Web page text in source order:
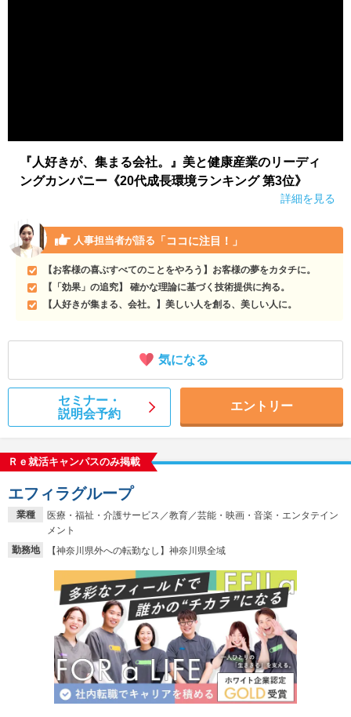
『人好きが、集まる会社。』美と健康産業のリーディ
ングカンパニー《20代成長環境ランキング 第3位》
詳細を見る
人事担当者が語る 「ココに注目！」
【お客様の喜ぶすべてのことをやろう】お客様の夢をカタチに。
【「効果」の追究】 確かな理論に基づく技術提供に拘る。
【人好きが集まる、会社。】美しい人を創る、美しい人に。
気になる
セミナー・
説明会予約
エントリー
Ｒｅ就活キャンパスのみ掲載
業種
医療・福祉・介護サービス／教育／芸能・映画・音楽・エンタテイン
メント
勤務地
【神奈川県外への転勤なし】神奈川県全域
エフィラグループ